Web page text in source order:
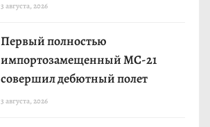
3 августа, 2026
Первый полностью
импортозамещенный МС-21
совершил дебютный полет
3 августа, 2026